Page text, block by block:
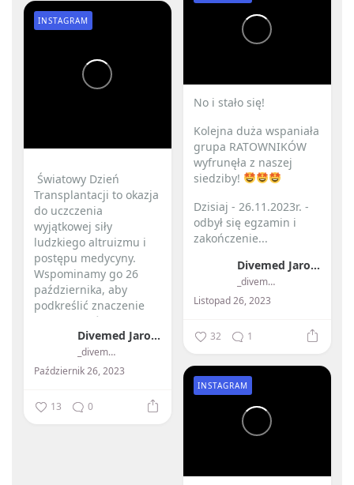
No i stało się! ️
Kolejna duża wspaniała
grupa RATOWNIKÓW
wyfrunęła z naszej
siedziby!
Dzisiaj - 26.11.2023r. -
odbył się egzamin i
zakończenie...
Divemed Jarosław Przybylski
_divemed_
Listopad 26, 2023
32 1
️ Światowy Dzień
Transplantacji to okazja
do uczczenia
wyjątkowej siły
ludzkiego altruizmu i
postępu medycyny. ️
Wspominamy go 26
października, aby
podkreślić znaczenie
przeszczepów...
Divemed Jarosław Przybylski
_divemed_
Październik 26, 2023
INSTAGRAM
13 0
INSTAGRAM